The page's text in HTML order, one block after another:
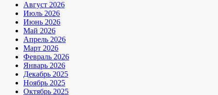
Август 2026
Июль 2026
Июнь 2026
Май 2026
Апрель 2026
Март 2026
Февраль 2026
Январь 2026
Декабрь 2025
Ноябрь 2025
Октябрь 2025